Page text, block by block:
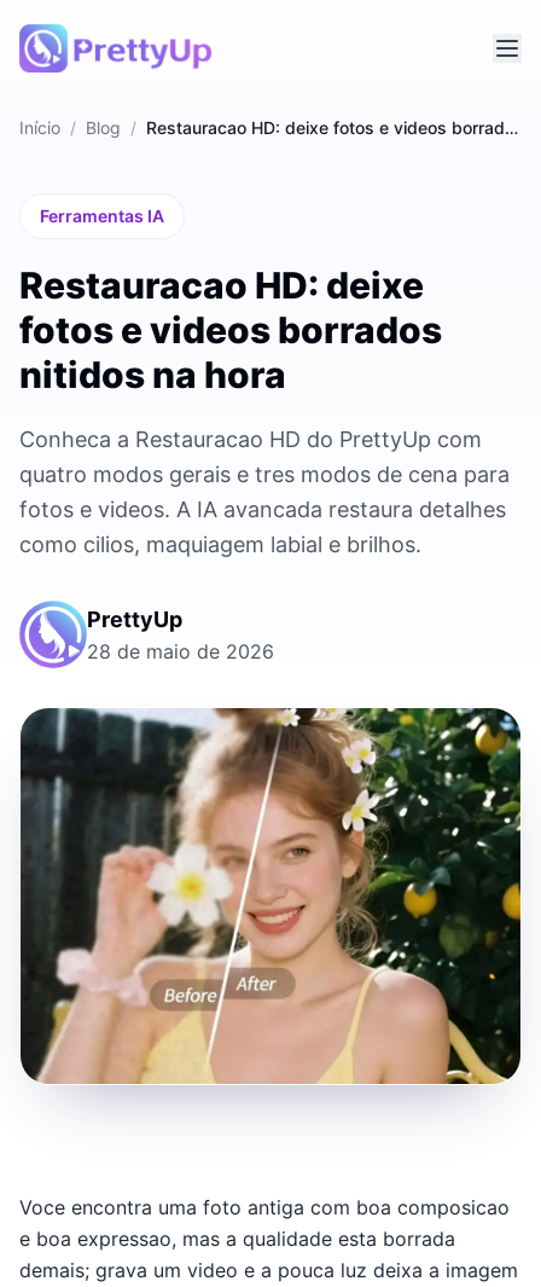
Início / Blog / Restauracao HD: deixe fotos e videos borrados nitidos na hora
Ferramentas IA
Restauracao HD: deixe
fotos e videos borrados
nitidos na hora
Conheca a Restauracao HD do PrettyUp com
quatro modos gerais e tres modos de cena para
fotos e videos. A IA avancada restaura detalhes
como cilios, maquiagem labial e brilhos.
PrettyUp
28 de maio de 2026
Voce encontra uma foto antiga com boa composicao
e boa expressao, mas a qualidade esta borrada
demais; grava um video e a pouca luz deixa a imagem